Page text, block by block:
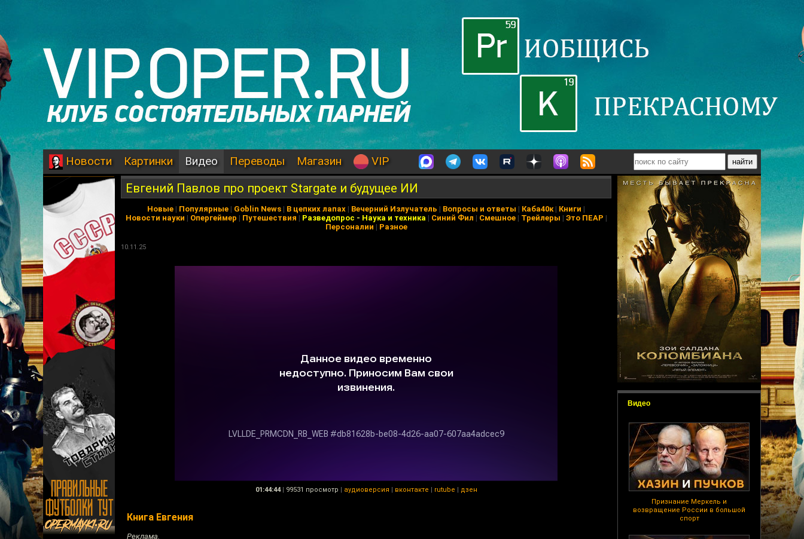
Новости Картинки Видео Переводы Магазин VIP
Видео
Признание Меркель и
возвращение России в большой
спорт
Евгений Павлов про проект Stargate и будущее ИИ
Новые | Популярные | Goblin News | В цепких лапах | Вечерний Излучатель | Вопросы и ответы | Каба40к| Книги |
Новости науки | Опергеймер | Путешествия | Разведопрос - Наука и техника | Синий Фил | Смешное| Трейлеры | Это ПЕАР |
Персоналии | Разное
10.11.25
01:44:44 | 99531 просмотр | аудиоверсия | вконтакте | rutube | дзен
Книга Евгения
Реклама.